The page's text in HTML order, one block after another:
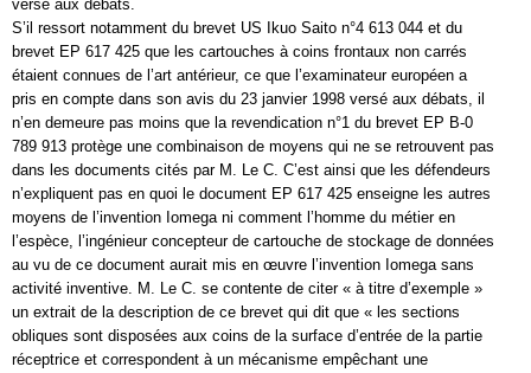
versé aux débats.
S’il ressort notamment du brevet US Ikuo Saito n°4 613 044 et du
brevet EP 617 425 que les cartouches à coins frontaux non carrés
étaient connues de l’art antérieur, ce que l’examinateur européen a
pris en compte dans son avis du 23 janvier 1998 versé aux débats, il
n’en demeure pas moins que la revendication n°1 du brevet EP B-0
789 913 protège une combinaison de moyens qui ne se retrouvent pas
dans les documents cités par M. Le C. C’est ainsi que les défendeurs
n’expliquent pas en quoi le document EP 617 425 enseigne les autres
moyens de l’invention Iomega ni comment l’homme du métier en
l’espèce, l’ingénieur concepteur de cartouche de stockage de données
au vu de ce document aurait mis en œuvre l’invention Iomega sans
activité inventive. M. Le C. se contente de citer « à titre d’exemple »
un extrait de la description de ce brevet qui dit que « les sections
obliques sont disposées aux coins de la surface d’entrée de la partie
réceptrice et correspondent à un mécanisme empêchant une